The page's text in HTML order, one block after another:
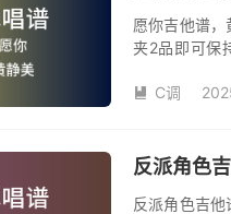
愿你吉他谱
夹2品即可保
 C调
反派角色
反派角色吉